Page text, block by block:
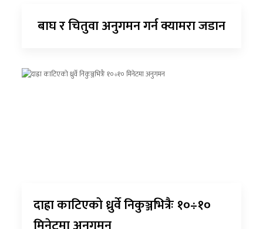
बाघ र चितुवा अनुगमन गर्न क्यामरा जडान
दाह्रा काटिएको ध्रुर्वे निकुञ्जभित्रैः १०÷१०